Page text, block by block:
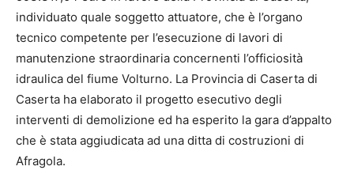
individuato quale soggetto attuatore, che è l’organo
tecnico competente per l’esecuzione di lavori di
manutenzione straordinaria concernenti l’officiosità
idraulica del fiume Volturno. La Provincia di Caserta di
Caserta ha elaborato il progetto esecutivo degli
interventi di demolizione ed ha esperito la gara d’appalto
che è stata aggiudicata ad una ditta di costruzioni di
Afragola.